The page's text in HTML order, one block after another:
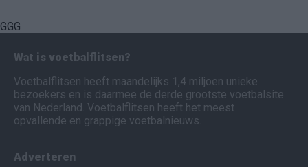
GGG
Wat is voetbalflitsen?
Voetbalflitsen heeft maandelijks 1,4 miljoen unieke
bezoekers en is daarmee de derde grootste voetbalsite
van Nederland. Voetbalflitsen heeft het meest
opvallende en grappige voetbalnieuws.
Adverteren